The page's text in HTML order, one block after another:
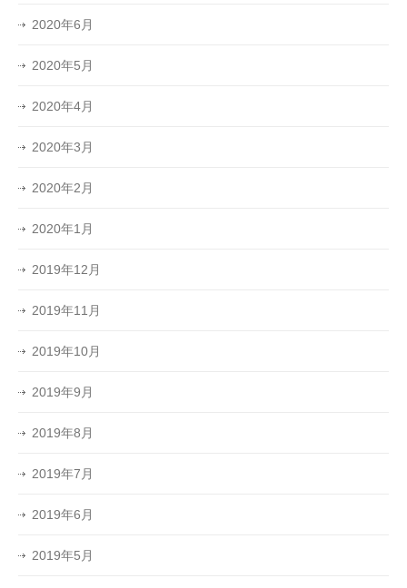
2020年6月
2020年5月
2020年4月
2020年3月
2020年2月
2020年1月
2019年12月
2019年11月
2019年10月
2019年9月
2019年8月
2019年7月
2019年6月
2019年5月